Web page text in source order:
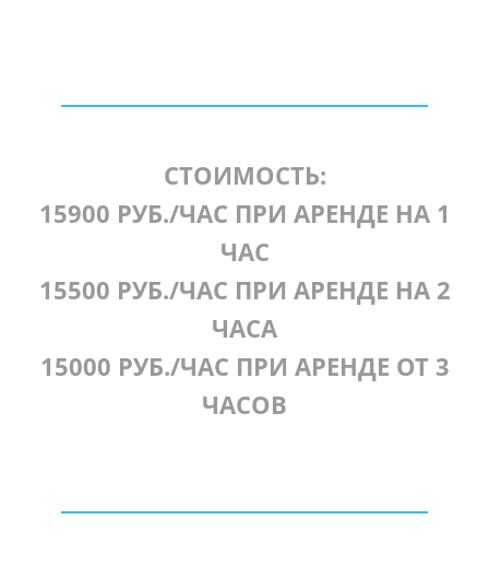
СТОИМОСТЬ:
15900 РУБ./ЧАС ПРИ АРЕНДЕ НА 1
ЧАС
15500 РУБ./ЧАС ПРИ АРЕНДЕ НА 2
ЧАСА
15000 РУБ./ЧАС ПРИ АРЕНДЕ ОТ 3
ЧАСОВ